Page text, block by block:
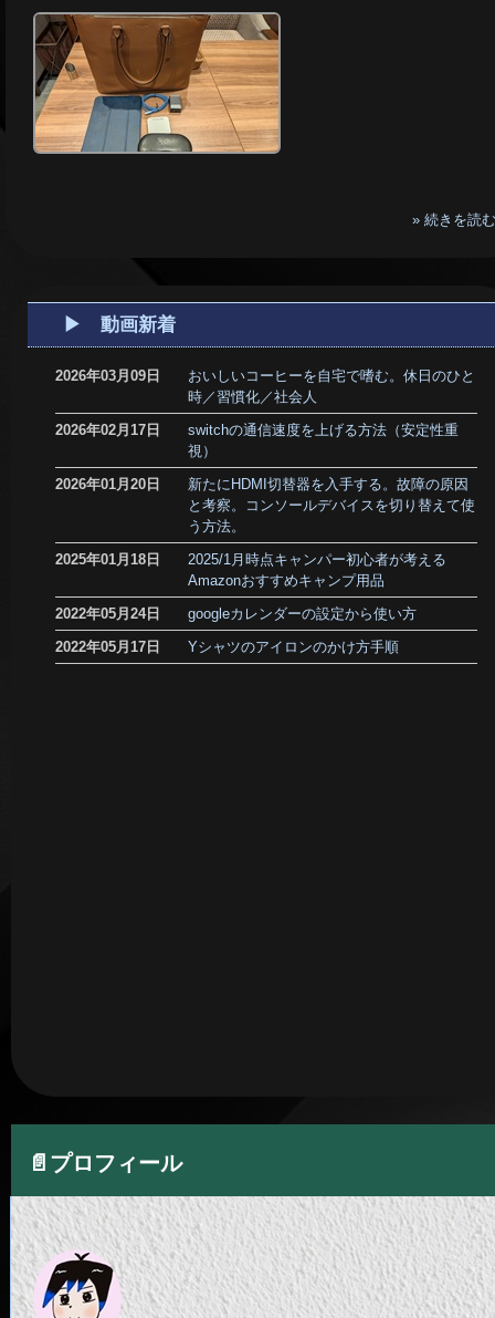
» 続きを読
▶ 動画新着
2026年03月09日
おいしいコーヒーを自宅で嗜む。休日のひと
時／習慣化／社会人
2026年02月17日
switchの通信速度を上げる方法（安定性重
視）
2026年01月20日
新たにHDMI切替器を入手する。故障の原因
と考察。コンソールデバイスを切り替えて使
う方法。
2025年01月18日
2025/1月時点キャンパー初心者が考える
Amazonおすすめキャンプ用品
2022年05月24日
googleカレンダーの設定から使い方
2022年05月17日
Yシャツのアイロンのかけ方手順
📄プロフィール